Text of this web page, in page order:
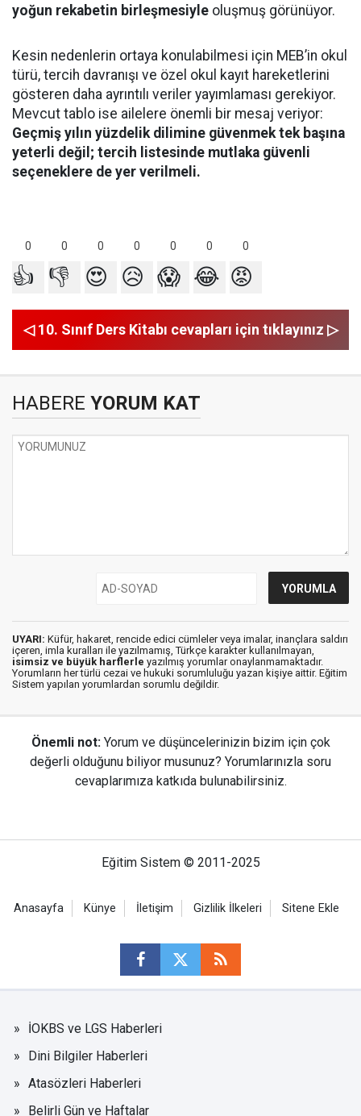
yoğun rekabetin birleşmesiyle oluşmuş görünüyor.
Kesin nedenlerin ortaya konulabilmesi için MEB’in okul
türü, tercih davranışı ve özel okul kayıt hareketlerini
gösteren daha ayrıntılı veriler yayımlaması gerekiyor.
Mevcut tablo ise ailelere önemli bir mesaj veriyor:
Geçmiş yılın yüzdelik dilimine güvenmek tek başına
yeterli değil; tercih listesinde mutlaka güvenli
seçeneklere de yer verilmeli.
0 0 0 0 0 0 0
👍 👎 😍 😥 😱 😂 😡
◁ 10. Sınıf Ders Kitabı cevapları için tıklayınız ▷
HABERE YORUM KAT
UYARI: Küfür, hakaret, rencide edici cümleler veya imalar, inançlara saldırı
içeren, imla kuralları ile yazılmamış, Türkçe karakter kullanılmayan,
isimsiz ve büyük harflerle yazılmış yorumlar onaylanmamaktadır.
Yorumların her türlü cezai ve hukuki sorumluluğu yazan kişiye aittir. Eğitim
Sistem yapılan yorumlardan sorumlu değildir.
Önemli not: Yorum ve düşüncelerinizin bizim için çok
değerli olduğunu biliyor musunuz? Yorumlarınızla soru
cevaplarımıza katkıda bulunabilirsiniz.
Eğitim Sistem © 2011-2025
Anasayfa Künye İletişim Gizlilik İlkeleri Sitene Ekle
İOKBS ve LGS Haberleri
Dini Bilgiler Haberleri
Atasözleri Haberleri
Belirli Gün ve Haftalar